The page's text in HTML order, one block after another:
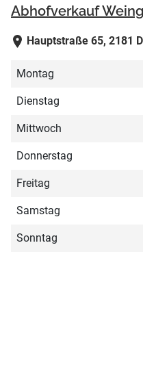
Abhofverkauf
Hauptstraße 65, 2181
Montag
Dienstag
Mittwoch
Donnerstag
Freitag
Samstag
Sonntag